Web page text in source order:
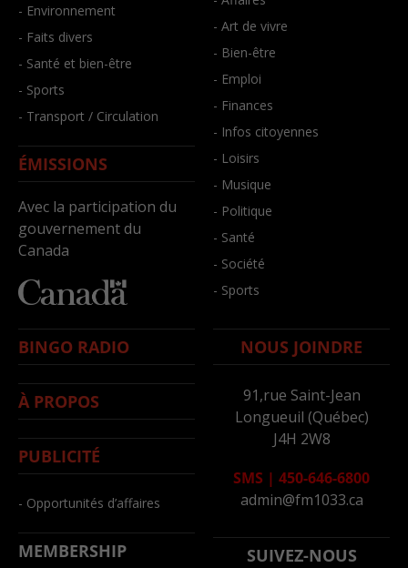
- Environnement
- Faits divers
- Santé et bien-être
- Sports
- Transport / Circulation
ÉMISSIONS
Avec la participation du
gouvernement du
Canada
- Art de vivre
- Bien-être
- Emploi
- Finances
- Infos citoyennes
- Loisirs
- Musique
- Politique
- Santé
- Société
- Sports
BINGO RADIO
À PROPOS
PUBLICITÉ
- Opportunités d’affaires
MEMBERSHIP
NOUS JOINDRE
91,rue Saint-Jean
Longueuil (Québec)
J4H 2W8
SMS | 450-646-6800
admin@fm1033.ca
SUIVEZ-NOUS